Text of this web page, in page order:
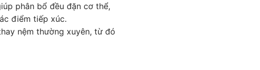
phân bổ đều đặn cơ thể,
điểm tiếp xúc.
nệm thường xuyên, từ đó